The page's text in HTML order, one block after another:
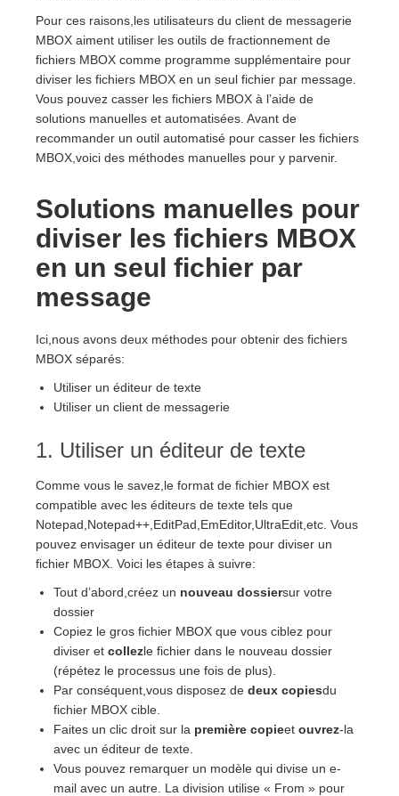
Pour ces raisons,les utilisateurs du client de messagerie
MBOX aiment utiliser les outils de fractionnement de
fichiers MBOX comme programme supplémentaire pour
diviser les fichiers MBOX en un seul fichier par message.
Vous pouvez casser les fichiers MBOX à l’aide de
solutions manuelles et automatisées. Avant de
recommander un outil automatisé pour casser les fichiers
MBOX,voici des méthodes manuelles pour y parvenir.
Solutions manuelles pour
diviser les fichiers MBOX
en un seul fichier par
message
Ici,nous avons deux méthodes pour obtenir des fichiers
MBOX séparés:
Utiliser un éditeur de texte
Utiliser un client de messagerie
1. Utiliser un éditeur de texte
Comme vous le savez,le format de fichier MBOX est
compatible avec les éditeurs de texte tels que
Notepad,Notepad++,EditPad,EmEditor,UltraEdit,etc. Vous
pouvez envisager un éditeur de texte pour diviser un
fichier MBOX. Voici les étapes à suivre:
Tout d’abord,créez un nouveau dossiersur votre
dossier
Copiez le gros fichier MBOX que vous ciblez pour
diviser et collezle fichier dans le nouveau dossier
(répétez le processus une fois de plus).
Par conséquent,vous disposez de deux copiesdu
fichier MBOX cible.
Faites un clic droit sur la première copieet ouvrez-la
avec un éditeur de texte.
Vous pouvez remarquer un modèle qui divise un e-
mail avec un autre. La division utilise « From » pour